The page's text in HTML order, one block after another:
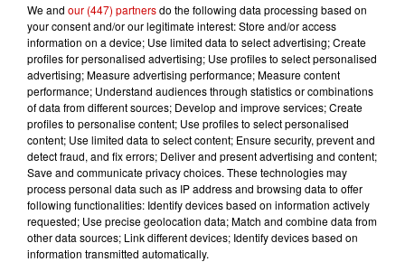
Gagnez vos entrées pour le
Musée du Sport Automobile au
Mans !
Alouette vous invite à
Futuroscope Xperiences !
We and our (447) partnersdo the following data processing based on
your consent and/or our legitimate interest: Store and/or access
information on a device; Use limited data to select advertising; Create
profiles for personalised advertising; Use profiles to select personalised
advertising; Measure advertising performance; Measure content
performance; Understand audiences through statistics or combinations
of data from different sources; Develop and improve services; Create
profiles to personalise content; Use profiles to select personalised
content; Use limited data to select content; Ensure security, prevent and
detect fraud, and fix errors; Deliver and present advertising and content;
Save and communicate privacy choices. These technologies may
process personal data such as IP address and browsing data to offer
following functionalities: Identify devices based on information actively
requested; Use precise geolocation data; Match and combine data from
other data sources; Link different devices; Identify devices based on
information transmitted automatically.